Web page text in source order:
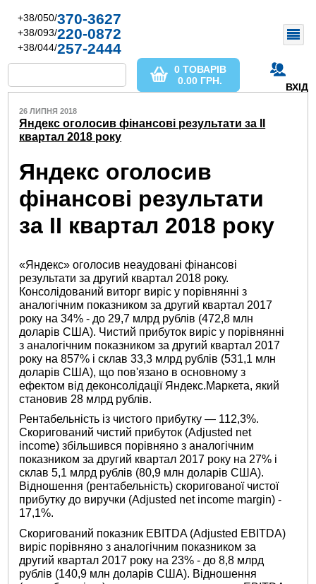
+38/050/370-3627
+38/093/220-0872
+38/044/257-2444
ВХІД
0 ТОВАРІВ
0.00 ГРН.
26 ЛИПНЯ 2018
Яндекс оголосив фінансові результати за ІІ
квартал 2018 року
Яндекс оголосив
фінансові результати
за II квартал 2018 року
«Яндекс» оголосив неаудовані фінансові
результати за другий квартал 2018 року.
Консолідований виторг виріс у порівнянні з
аналогічним показником за другий квартал 2017
року на 34% - до 29,7 млрд рублів (472,8 млн
доларів США). Чистий прибуток виріс у порівнянні
з аналогічним показником за другий квартал 2017
року на 857% і склав 33,3 млрд рублів (531,1 млн
доларів США), що пов'язано в основному з
ефектом від деконсолідації Яндекс.Маркета, який
становив 28 млрд рублів.
Рентабельність із чистого прибутку — 112,3%.
Скоригований чистий прибуток (Adjusted net
income) збільшився порівняно з аналогічним
показником за другий квартал 2017 року на 27% і
склав 5,1 млрд рублів (80,9 млн доларів США).
Відношення (рентабельність) скоригованої чистої
прибутку до виручки (Adjusted net income margin) -
17,1%.
Скоригований показник EBITDA (Adjusted EBITDA)
виріс порівняно з аналогічним показником за
другий квартал 2017 року на 23% - до 8,8 млрд
рублів (140,9 млн доларів США). Відношення